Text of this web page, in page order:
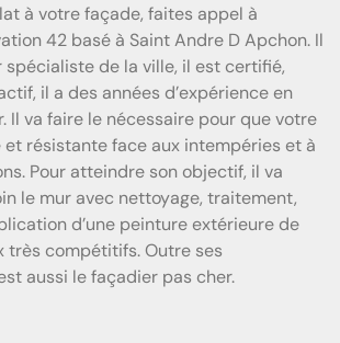
à votre façade, faites appel à
42 basé à Saint Andre D Apchon. Il
spécialiste de la ville, il est certifié,
il a des années d’expérience en
Il va faire le nécessaire pour que votre
résistante face aux intempéries et à
Pour atteindre son objectif, il va
le mur avec nettoyage, traitement,
d’une peinture extérieure de
très compétitifs. Outre ses
aussi le façadier pas cher.